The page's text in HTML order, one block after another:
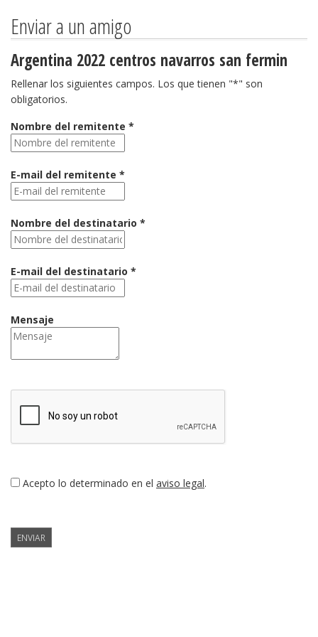
Enviar a un amigo
Argentina 2022 centros navarros san fermin
Rellenar los siguientes campos. Los que tienen "*" son
obligatorios.
Nombre del remitente *
E-mail del remitente *
Nombre del destinatario *
E-mail del destinatario *
Mensaje
Acepto lo determinado en el aviso legal.
ENVIAR